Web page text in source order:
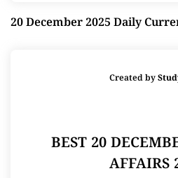
20 December 2025 Daily
Created by
BEST 20
AFFAIRS